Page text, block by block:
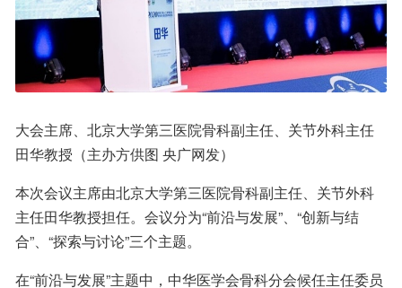
大会主席、北京大学第三医院骨科副主任、关节外科主任
田华教授（主办方供图 央广网发）
本次会议主席由北京大学第三医院骨科副主任、关节外科
主任田华教授担任。会议分为“前沿与发展”、“创新与结
合”、“探索与讨论”三个主题。
在“前沿与发展”主题中，中华医学会骨科分会候任主任委员